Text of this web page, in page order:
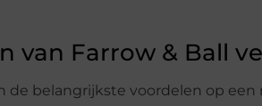
van Farrow & Ball
de belangrijkste voordelen op een